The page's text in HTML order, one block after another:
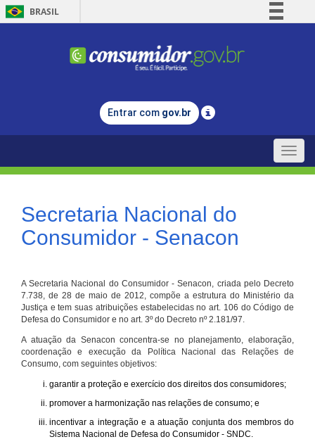
BRASIL
Comunica BR
Legislação
Entrar com gov.br
Toggle
Secretaria Nacional do
Consumidor - Senacon
A Secretaria Nacional do Consumidor - Senacon, criada pelo Decreto
7.738, de 28 de maio de 2012, compõe a estrutura do Ministério da
Justiça e tem suas atribuições estabelecidas no art. 106 do Código de
Defesa do Consumidor e no art. 3º do Decreto nº 2.181/97.
A atuação da Senacon concentra-se no planejamento, elaboração,
coordenação e execução da Política Nacional das Relações de
Consumo, com seguintes objetivos:
garantir a proteção e exercício dos direitos dos consumidores;
promover a harmonização nas relações de consumo; e
incentivar a integração e a atuação conjunta dos membros do
Sistema Nacional de Defesa do Consumidor - SNDC.